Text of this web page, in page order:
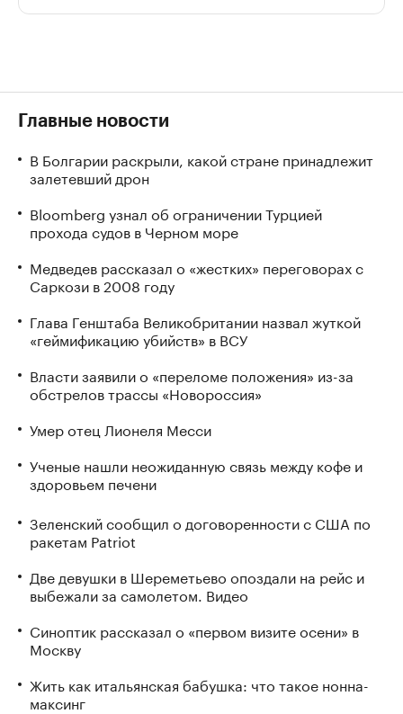
Главные новости
В Болгарии раскрыли, какой стране принадлежит
залетевший дрон
Bloomberg узнал об ограничении Турцией
прохода судов в Черном море
Медведев рассказал о «жестких» переговорах с
Саркози в 2008 году
Глава Генштаба Великобритании назвал жуткой
«геймификацию убийств» в ВСУ
Власти заявили о «переломе положения» из-за
обстрелов трассы «Новороссия»
Умер отец Лионеля Месси
Ученые нашли неожиданную связь между кофе и
здоровьем печени
Зеленский сообщил о договоренности с США по
ракетам Patriot
Две девушки в Шереметьево опоздали на рейс и
выбежали за самолетом. Видео
Синоптик рассказал о «первом визите осени» в
Москву
Жить как итальянская бабушка: что такое нонна-
максинг